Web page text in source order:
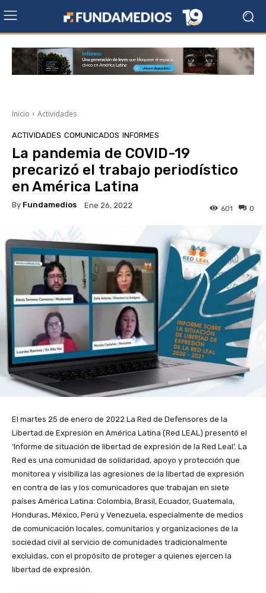
Inicio Actividades
ACTIVIDADES COMUNICADOS INFORMES
La pandemia de COVID-19
precarizó el trabajo periodístico
en América Latina
By Fundamedios Ene 26, 2022 0
601
El martes 25 de enero de 2022 La Red de Defensores de la
Libertad de Expresión en América Latina (Red LEAL) presentó el
‘Informe de situación de libertad de expresión de la Red Leal’. La
Red es una comunidad de solidaridad, apoyo y protección que
monitorea y visibiliza las agresiones de la libertad de expresión
en contra de las y los comunicadores que trabajan en siete
países América Latina: Colombia, Brasil, Ecuador, Guatemala,
Honduras, México, Perú y Venezuela, especialmente de medios
de comunicación locales, comunitarios y organizaciones de la
sociedad civil al servicio de comunidades tradicionalmente
excluidas, con el propósito de proteger a quienes ejercen la
libertad de expresión.